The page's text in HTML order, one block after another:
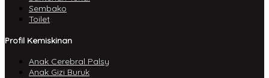
Sembako
Toilet
Profil Kemiskinan
Anak Cerebral Palsy
Anak Gizi Buruk